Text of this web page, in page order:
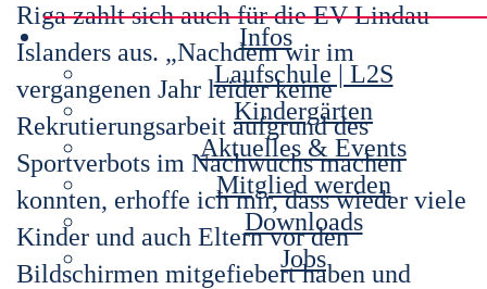
Infos
Laufschule | L2S
Kindergärten
Aktuelles & Events
Mitglied werden
Downloads
Jobs
Riga zahlt sich auch für die EV Lindau
Islanders aus. „Nachdem wir im
vergangenen Jahr leider keine
Rekrutierungsarbeit aufgrund des
Sportverbots im Nachwuchs machen
konnten, erhoffe ich mir, dass wieder viele
Kinder und auch Eltern vor den
Bildschirmen mitgefiebert haben und